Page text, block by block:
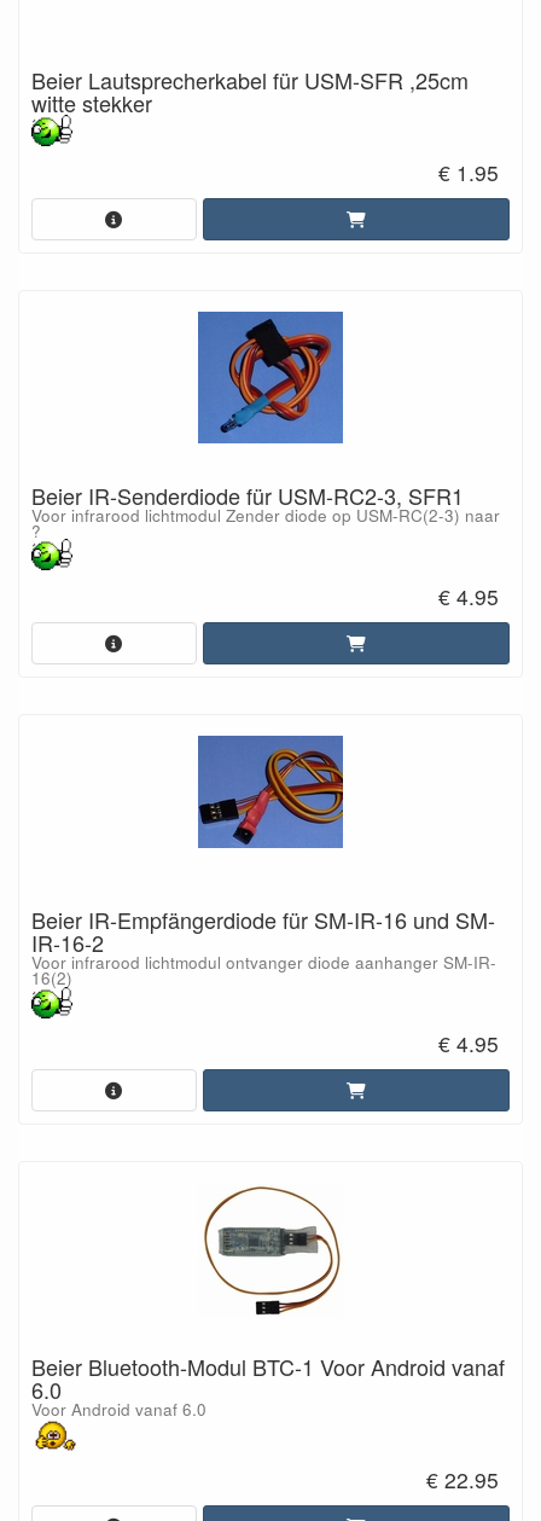
Beier Lautsprecherkabel für USM-SFR ,25cm
witte stekker
€ 1.95
Beier IR-Senderdiode für USM-RC2-3, SFR1
Voor infrarood lichtmodul Zender diode op USM-RC(2-3) naar
?
€ 4.95
Beier IR-Empfängerdiode für SM-IR-16 und SM-
IR-16-2
Voor infrarood lichtmodul ontvanger diode aanhanger SM-IR-
16(2)
€ 4.95
Beier Bluetooth-Modul BTC-1 Voor Android vanaf
6.0
Voor Android vanaf 6.0
€ 22.95